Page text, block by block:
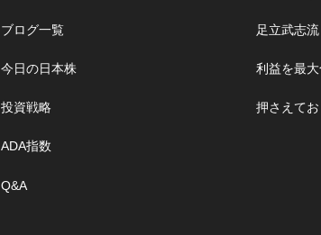
ブログ一覧
今日の日本株
投資戦略
ADA指数
Q&A
足立武志
利益を最
押さえて